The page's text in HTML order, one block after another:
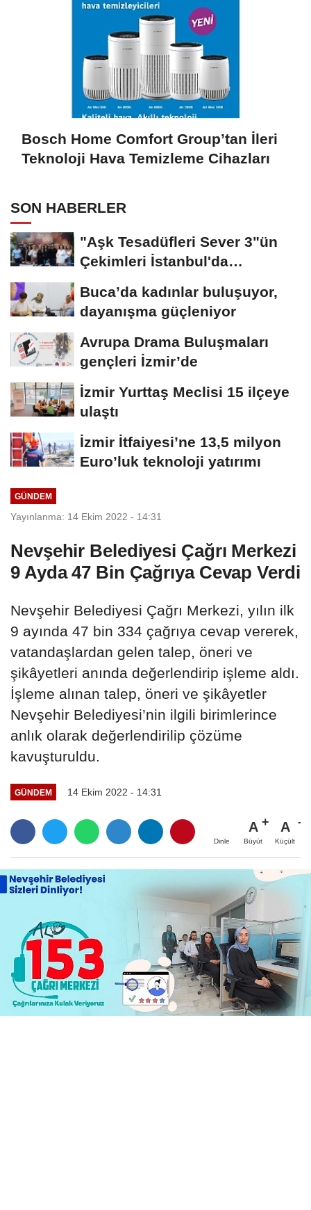
Bosch Home Comfort Group’tan İleri
Teknoloji Hava Temizleme Cihazları
SON HABERLER
"Aşk Tesadüfleri Sever 3"ün
Çekimleri İstanbul'da
Buca’da kadınlar buluşuyor,
dayanışma güçleniyor
Avrupa Drama Buluşmaları
gençleri İzmir’de
İzmir Yurttaş Meclisi 15 ilçeye
ulaştı
İzmir İtfaiyesi’ne 13,5 milyon
Euro’luk teknoloji yatırımı
GÜNDEM
Yayınlanma: 14 Ekim 2022 - 14:31
Nevşehir Belediyesi Çağrı Merkezi
9 Ayda 47 Bin Çağrıya Cevap Verdi
Nevşehir Belediyesi Çağrı Merkezi, yılın ilk
9 ayında 47 bin 334 çağrıya cevap vererek,
vatandaşlardan gelen talep, öneri ve
şikâyetleri anında değerlendirip işleme aldı.
İşleme alınan talep, öneri ve şikâyetler
Nevşehir Belediyesi’nin ilgili birimlerince
anlık olarak değerlendirilip çözüme
kavuşturuldu.
GÜNDEM 14 Ekim 2022 - 14:31
Dinle
A
Büyüt
A
Küçült